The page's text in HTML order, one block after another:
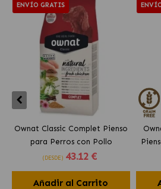
ENVÍO GRATIS
Ownat Classic Complet Pienso
para Perros con Pollo
(DESDE) 43.12 €
Añadir al Carrito